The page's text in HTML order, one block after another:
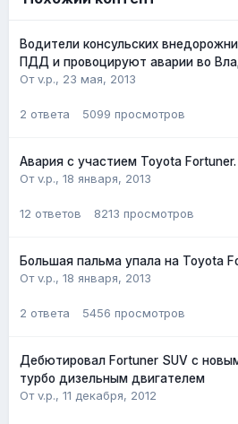
Водители консульских
ПДД и провоцируют аварии во
От v.p., 23 мая, 2013
2 ответа 5099 просмотров
Авария с участием Toyota Fortuner.
От v.p., 18 января, 2013
12 ответов 8213 просмотров
Большая пальма упала на Toyota
От v.p., 18 января, 2013
2 ответа 5456 просмотров
Дебютировал Fortuner SUV с
турбо дизельным двигателем
От v.p., 11 декабря, 2012